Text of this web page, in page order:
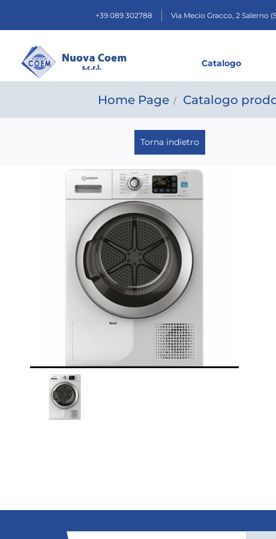
+39 089 302788 Via Mecio Gracco, 2 Salerno
Catalogo
Home Page Catalogo
Torna indietro